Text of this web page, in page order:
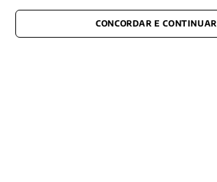
CONECTE-SE CONOSCOCONCORDAR E CONTINUAR